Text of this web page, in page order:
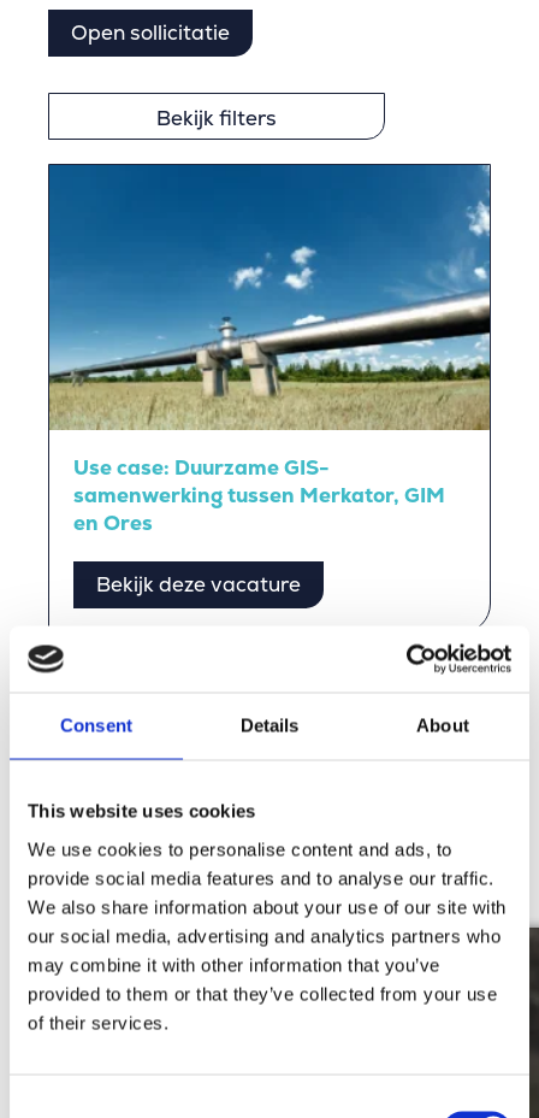
Consent Details About
This website uses cookies
We use cookies to personalise content and ads, to
provide social media features and to analyse our traffic.
We also share information about your use of our site with
our social media, advertising and analytics partners who
may combine it with other information that you’ve
provided to them or that they’ve collected from your use
of their services.
Open sollicitatie
Bekijk filters
Use case: Duurzame GIS-
samenwerking tussen Merkator, GIM
en Ores
Bekijk deze vacature
Verhalen van onze mensen
de Merkator-vibe.
Ontdek meer